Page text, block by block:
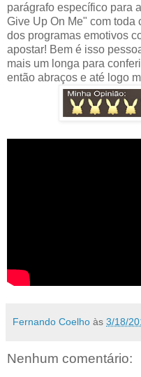
parágrafo específico para
Give Up On Me" com toda
dos programas emotivos
apostar! Bem é isso
mais um longa para
então abraços e até logo
Fernando Coelho às 3/18/
Nenhum comentário: